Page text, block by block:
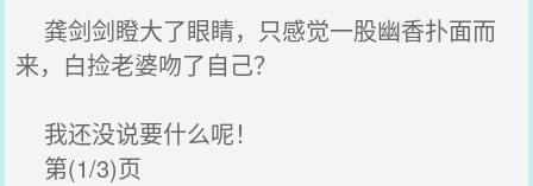
龚剑剑瞪大了眼睛，只感觉一股幽香扑面而
来，白捡老婆吻了自己？
我还没说要什么呢！
第(1/3)页